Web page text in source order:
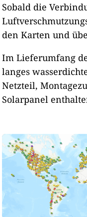
Sobald die
den Karten und
Im Lieferumfang
langes
Netzteil,
Solarpanel